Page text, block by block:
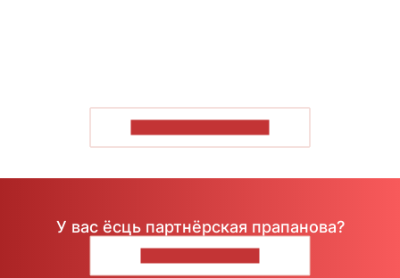
У вас ёсць партнёрская прапанова?